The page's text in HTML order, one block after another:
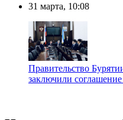
31 марта, 10:08
Правительство
заключили соглашение